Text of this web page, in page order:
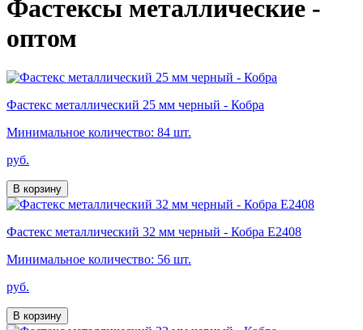
Фастексы металлические -
оптом
Фастекс металлический 25 мм черный - Кобра
Минимальное количество: 84 шт.
руб.
В корзину
Фастекс металлический 32 мм черный - Кобра Е2408
Минимальное количество: 56 шт.
руб.
В корзину